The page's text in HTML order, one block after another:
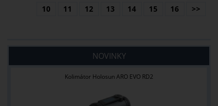
10
11 12 13 14 15 16 >>
NOVINKY
Kolimátor Holosun ARO EVO RD2